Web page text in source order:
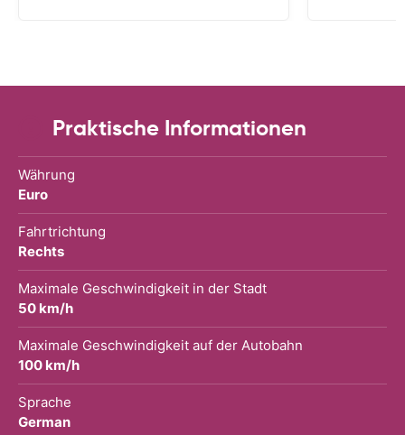
Praktische Informationen
Währung
Euro
Fahrtrichtung
Rechts
Maximale Geschwindigkeit in der Stadt
50 km/h
Maximale Geschwindigkeit auf der Autobahn
100 km/h
Sprache
German